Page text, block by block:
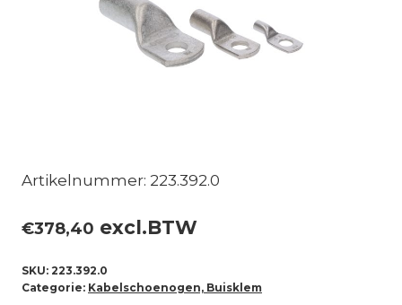
Artikelnummer: 223.392.0
€378,40 excl.BTW
SKU: 223.392.0
Categorie: Kabelschoenogen, Buisklem